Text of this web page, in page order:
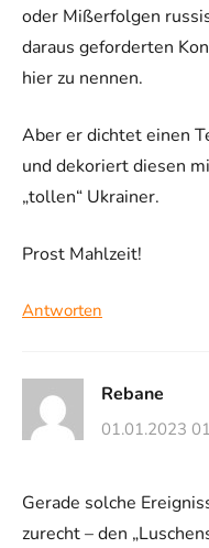
oder Mißerfolgen
daraus geforderten
hier zu nennen.
Aber er dichtet einen
und dekoriert diesen
„tollen“ Ukrainer.
Prost Mahlzeit!
Antworten
Rebane
01.01.2023
Gerade solche
zurecht – den